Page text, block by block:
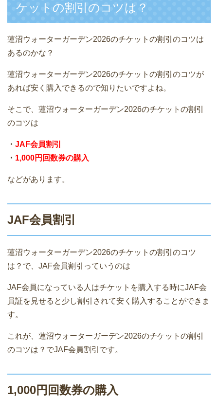
ケットの割引のコツは？
蓮沼ウォーターガーデン2026のチケットの割引のコツは
あるのかな？
蓮沼ウォーターガーデン2026のチケットの割引のコツが
あれば安く購入できるので知りたいですよね。
そこで、蓮沼ウォーターガーデン2026のチケットの割引
のコツは
・ JAF会員割引
・ 1,000円回数券の購入
などがあります。
JAF会員割引
蓮沼ウォーターガーデン2026のチケットの割引のコツ
は？で、JAF会員割引っていうのは
JAF会員になっている人はチケットを購入する時にJAF会
員証を見せると少し割引されて安く購入することができま
す。
これが、蓮沼ウォーターガーデン2026のチケットの割引
のコツは？でJAF会員割引です。
1,000円回数券の購入